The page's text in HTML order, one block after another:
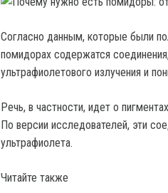
Согласно данным, которые были
помидорах содержатся
ультрафиолетового излучения и
Речь, в частности, идет о
По версии исследователей, эти
ультрафиолета.
Читайте также